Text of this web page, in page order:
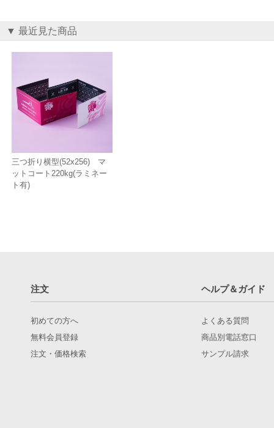
▼ 最近見た商品
三つ折り横型(52x256) マ
ットコート220kg(ラミネー
ト有)
注文 ヘルプ＆ガイド
初めての方へ
無料会員登録
注文・価格検索
よくある質問
商品別電話窓口
サンプル請求